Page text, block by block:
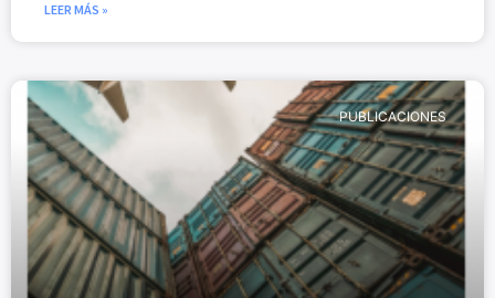
LEER MÁS »
PUBLICACIONES